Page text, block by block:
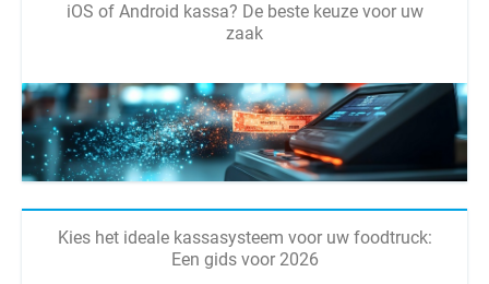
iOS of Android kassa? De beste keuze voor uw
zaak
Kies het ideale kassasysteem voor uw foodtruck:
Een gids voor 2026